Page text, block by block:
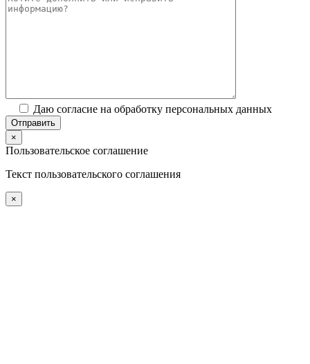
Даю согласие на обработку персональных данных
×
Пользовательское соглашение
Текст пользовательского соглашения
×